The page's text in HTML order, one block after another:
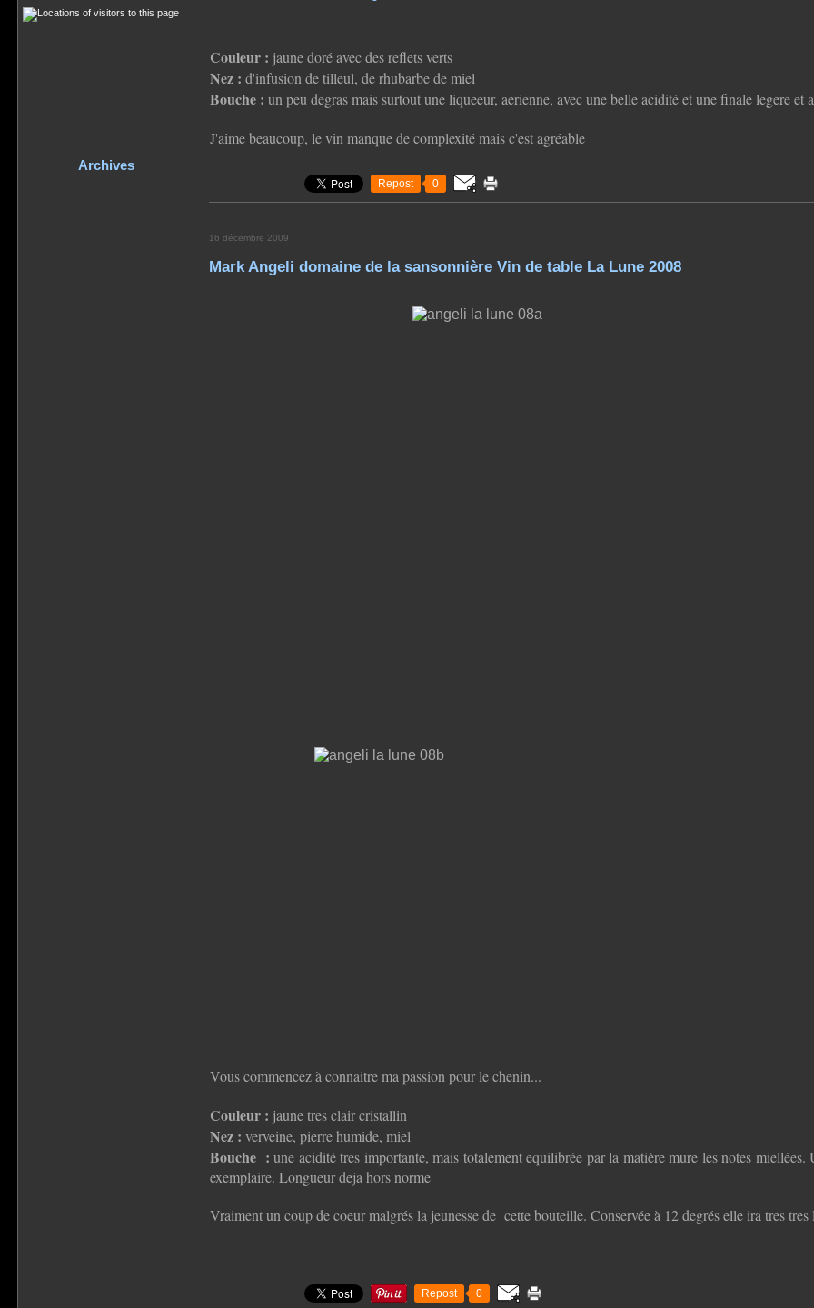
Archives
Couleur : jaune doré avec des reflets verts
Nez : d'infusion de tilleul, de rhubarbe de miel
Bouche : un peu degras mais surtout une liqueeur, aerienne, avec une belle acidité et une finale legere et
J'aime beaucoup, le vin manque de complexité mais c'est agréable
Repost 0
16 décembre 2009
Mark Angeli domaine de la sansonnière Vin de table La Lune 2008
Vous commencez à connaitre ma passion pour le chenin...
Couleur : jaune tres clair cristallin
Nez : verveine, pierre humide, miel
Bouche : une acidité tres importante, mais totalement equilibrée par la matière mure les notes
exemplaire. Longueur deja hors norme
Vraiment un coup de coeur malgrés la jeunesse de cette bouteille. Conservée à 12 degrés elle ira tres tres
Repost 0